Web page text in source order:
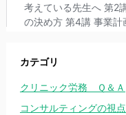
カテゴリ
クリニック労務 Ｑ＆Ａ
コンサルティングの視点